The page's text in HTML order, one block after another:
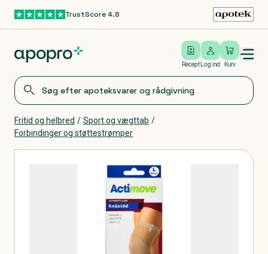
Gå til hovedindholdTrustScore 4.8
Recept
Log ind
Log ind Kurv
Open/close menu
Fritid og helbred / Sport og vægttab /
Forbindinger og støttestrømper